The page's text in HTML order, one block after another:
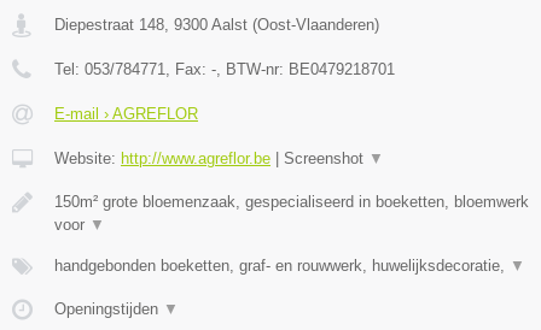
Diepestraat 148, 9300 Aalst (Oost-Vlaanderen)
Tel: 053/784771, Fax: -, BTW-nr: BE0479218701
E-mail › AGREFLOR
Website: http://www.agreflor.be Screenshot ▼
150m² grote bloemenzaak, gespecialiseerd in boeketten, bloemwerk
voor ▼
handgebonden boeketten, graf- en rouwwerk, huwelijksdecoratie, ▼
Openingstijden ▼